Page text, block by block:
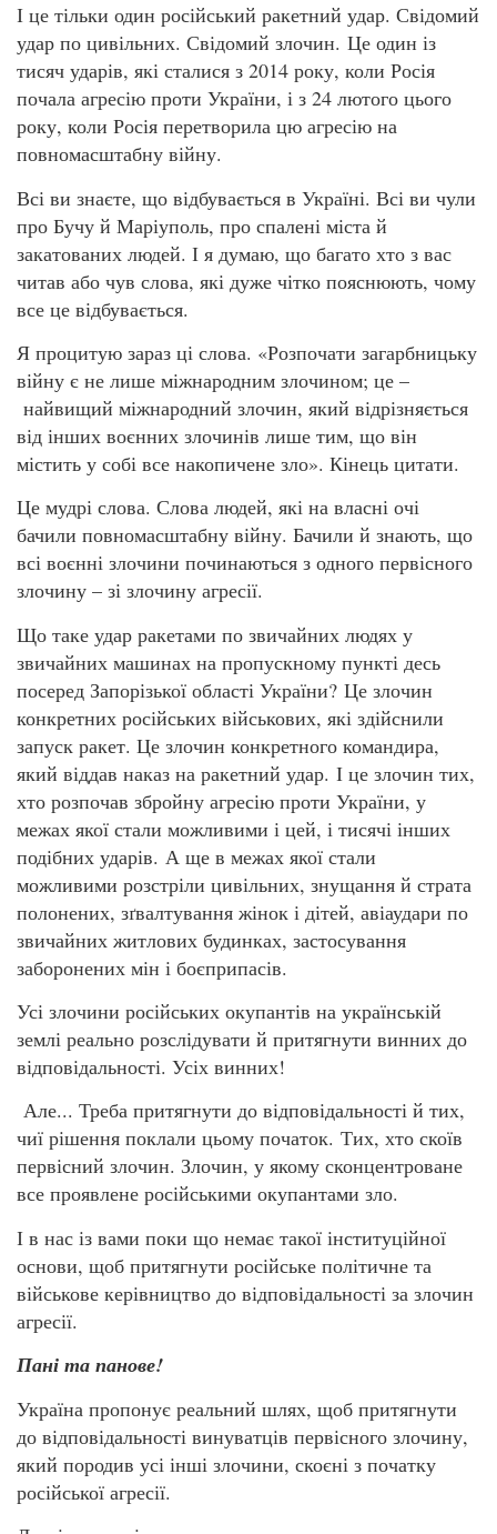
І це тільки один російський ракетний удар. Свідомий
удар по цивільних. Свідомий злочин. Це один із
тисяч ударів, які сталися з 2014 року, коли Росія
почала агресію проти України, і з 24 лютого цього
року, коли Росія перетворила цю агресію на
повномасштабну війну.
Всі ви знаєте, що відбувається в Україні. Всі ви чули
про Бучу й Маріуполь, про спалені міста й
закатованих людей. І я думаю, що багато хто з вас
читав або чув слова, які дуже чітко пояснюють, чому
все це відбувається.
Я процитую зараз ці слова. «Розпочати загарбницьку
війну є не лише міжнародним злочином; це –
найвищий міжнародний злочин, який відрізняється
від інших воєнних злочинів лише тим, що він
містить у собі все накопичене зло». Кінець цитати.
Це мудрі слова. Слова людей, які на власні очі
бачили повномасштабну війну. Бачили й знають, що
всі воєнні злочини починаються з одного первісного
злочину – зі злочину агресії.
Що таке удар ракетами по звичайних людях у
звичайних машинах на пропускному пункті десь
посеред Запорізької області України? Це злочин
конкретних російських військових, які здійснили
запуск ракет. Це злочин конкретного командира,
який віддав наказ на ракетний удар. І це злочин тих,
хто розпочав збройну агресію проти України, у
межах якої стали можливими і цей, і тисячі інших
подібних ударів. А ще в межах якої стали
можливими розстріли цивільних, знущання й страта
полонених, зґвалтування жінок і дітей, авіаудари по
звичайних житлових будинках, застосування
заборонених мін і боєприпасів.
Усі злочини російських окупантів на українській
землі реально розслідувати й притягнути винних до
відповідальності. Усіх винних!
Але... Треба притягнути до відповідальності й тих,
чиї рішення поклали цьому початок. Тих, хто скоїв
первісний злочин. Злочин, у якому сконцентроване
все проявлене російськими окупантами зло.
І в нас із вами поки що немає такої інституційної
основи, щоб притягнути російське політичне та
військове керівництво до відповідальності за злочин
агресії.
Пані та панове!
Україна пропонує реальний шлях, щоб притягнути
до відповідальності винуватців первісного злочину,
який породив усі інші злочини, скоєні з початку
російської агресії.